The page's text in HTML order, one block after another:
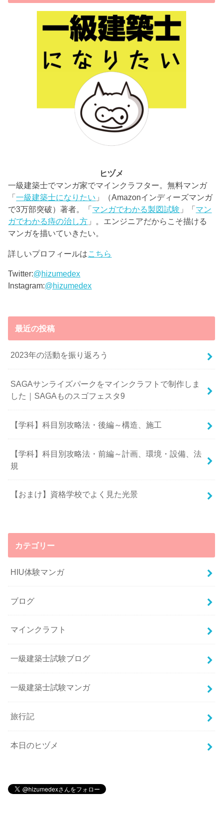
ヒヅメ
一級建築士でマンガ家でマインクラフター。無料マンガ
「一級建築士になりたい 」（Amazonインディーズマンガ
で3万部突破）著者。「マンガでわかる製図試験 」「マン
ガでわかる痔の治し方 」。エンジニアだからこそ描ける
マンガを描いていきたい。
詳しいプロフィールはこちら
Twitter:@hizumedex
Instagram:@hizumedex
最近の投稿
2023年の活動を振り返ろう
SAGAサンライズパークをマインクラフトで制作しま
した｜SAGAものスゴフェスタ9
【学科】科目別攻略法・後編～構造、施工
【学科】科目別攻略法・前編～計画、環境・設備、法
規
【おまけ】資格学校でよく見た光景
カテゴリー
HIU体験マンガ
ブログ
マインクラフト
一級建築士試験ブログ
一級建築士試験マンガ
旅行記
本日のヒヅメ